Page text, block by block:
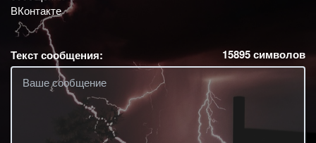
Текст сообщения: 15895символов